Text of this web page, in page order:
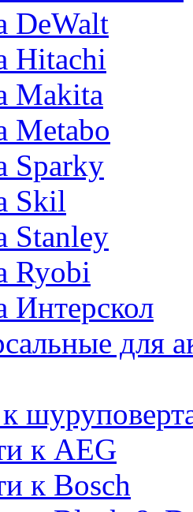
DeWalt
Hitachi
Makita
Metabo
Sparky
Skil
Stanley
Ryobi
Интерскол
для
к
к AEG
к Bosch